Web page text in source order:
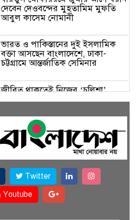
দেবেন দেওবন্দের মুহতামিম মুফতি
আবুল কাসেম নোমানী
ভারত ও পাকিস্তানের দুই ইসলামিক
বক্তা আসছেন বাংলাদেশে, ঢাকা-
চট্টগ্রামে আন্তর্জাতিক সেমিনার
জীবিত থাকতেই নিজের ‘চল্লিশা’
করলেন বৃদ্ধ, খেলেন ২ হাজার মানুষ
বালিয়াকান্দিতে উপজেলা প্রশাসনের
আয়োজনে জুলাই গণঅভ্যুত্থান দিবস
একই জমিতে ধান, পাট, মাছ ও সবজি
চাষে সফলতার স্বপ্ন বুনছেন রাজবাড়ীর
কৃষক
Twitter
Youtube